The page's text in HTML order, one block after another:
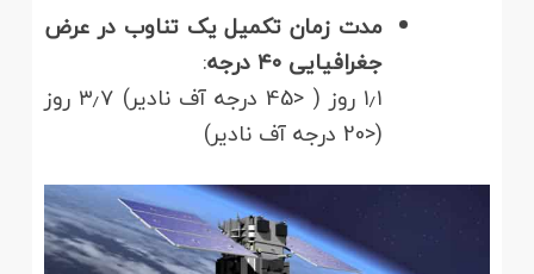
مدت زمان تکمیل یک تناوب در عرض
جغرافیایی ۴۰ درجه
:
۱٫۱ روز ( <45 درجه آف نادیر) ۳٫۷ روز
(<20 درجه آف نادیر)